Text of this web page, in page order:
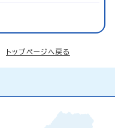
トップページへ戻る